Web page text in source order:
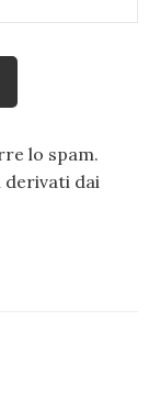
lo spam.
derivati dai